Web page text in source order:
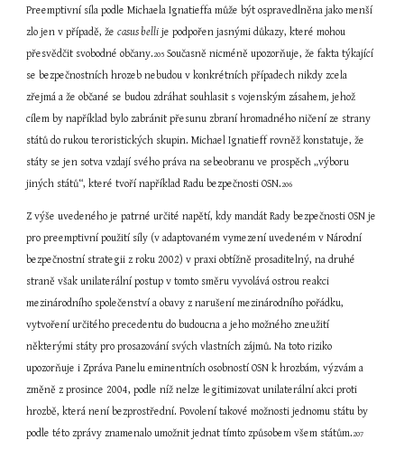
Preemptivní síla podle Michaela Ignatieffa může být ospravedlněna jako menší
zlo jen v případě, že casus belli je podpořen jasnými důkazy, které mohou
přesvědčit svobodné občany.205 Současně nicméně upozorňuje, že fakta týkající
se bezpečnostních hrozeb nebudou v konkrétních případech nikdy zcela
zřejmá a že občané se budou zdráhat souhlasit s vojenským zásahem, jehož
cílem by například bylo zabránit přesunu zbraní hromadného ničení ze strany
států do rukou teroristických skupin. Michael Ignatieff rovněž konstatuje, že
státy se jen sotva vzdají svého práva na sebeobranu ve prospěch „výboru
jiných států“, které tvoří například Radu bezpečnosti OSN.206
Z výše uvedeného je patrné určité napětí, kdy mandát Rady bezpečnosti OSN je
pro preemptivní použití síly (v adaptovaném vymezení uvedeném v Národní
bezpečnostní strategii z roku 2002) v praxi obtížně prosaditelný, na druhé
straně však unilaterální postup v tomto směru vyvolává ostrou reakci
mezinárodního společenství a obavy z narušení mezinárodního pořádku,
vytvoření určitého precedentu do budoucna a jeho možného zneužití
některými státy pro prosazování svých vlastních zájmů. Na toto riziko
upozorňuje i Zpráva Panelu eminentních osobností OSN k hrozbám, výzvám a
změně z prosince 2004, podle níž nelze legitimizovat unilaterální akci proti
hrozbě, která není bezprostřední. Povolení takové možnosti jednomu státu by
podle této zprávy znamenalo umožnit jednat tímto způsobem všem státům.207